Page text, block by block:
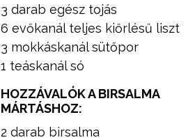
3 darab egész tojás
6 evőkanál teljes kiőrlésű liszt
3 mokkáskanál sütőpor
1 teáskanál só
HOZZÁVALÓK A BIRSALMA
MÁRTÁSHOZ:
2 darab birsalma